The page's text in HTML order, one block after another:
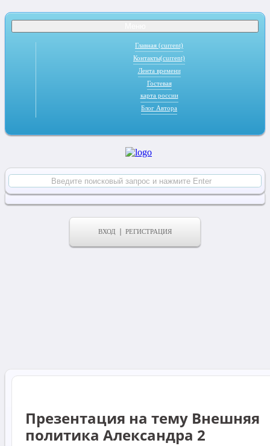
Главная (current)
Контакты(current)
Лента времени
Гостевая
карта россии
Блог Автора
ВХОД РЕГИСТРАЦИЯ
Презентация на тему Внешняя
политика Александра 2